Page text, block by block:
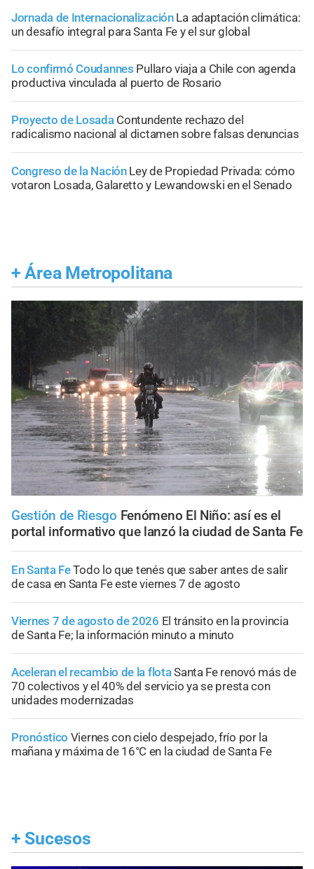
Jornada de Internacionalización La adaptación climática:
un desafío integral para Santa Fe y el sur global
Lo confirmó Coudannes Pullaro viaja a Chile con agenda
productiva vinculada al puerto de Rosario
Proyecto de Losada Contundente rechazo del
radicalismo nacional al dictamen sobre falsas denuncias
Congreso de la Nación Ley de Propiedad Privada: cómo
votaron Losada, Galaretto y Lewandowski en el Senado
+ Área Metropolitana
Gestión de Riesgo Fenómeno El Niño: así es el
portal informativo que lanzó la ciudad de Santa Fe
En Santa FeTodo lo que tenés que saber antes de salir
de casa en Santa Fe este viernes 7 de agosto
Viernes 7 de agosto de 2026 El tránsito en la provincia
de Santa Fe; la información minuto a minuto
Aceleran el recambio de la flotaSanta Fe renovó más de
70 colectivos y el 40% del servicio ya se presta con
unidades modernizadas
Pronóstico Viernes con cielo despejado, frío por la
mañana y máxima de 16°C en la ciudad de Santa Fe
+ Sucesos